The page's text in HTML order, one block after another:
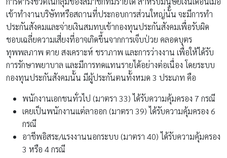
เข้าทำงานบริษัทหรือสถานที่ประกอบการส่วนใหญ่นั้น จะมีการทำ
ประกันสังคมและจ่ายเงินสมทบเข้ากองทุนประกันสังคมเพื่อรับผิด
ชอบเฉลี่ยความเสี่ยงที่อาจเกิดขึ้นจากการเจ็บป่วย คลอดบุตร
ทุพพลภาพ ตาย สงเคราะห์ ชราภาพ และการว่างงาน เพื่อให้ได้รับ
การรักษาพยาบาล และมีการทดแทนรายได้อย่างต่อเนื่อง โดยระบบ
กองทุนประกันสังคมนั้น มีผู้ประกันตนทั้งหมด 3 ประเภท คือ
พนักงานเอกชนทั่วไป (มาตรา 33) ได้รับความคุ้มครอง 7 กรณี
เคยเป็นพนักงานแต่ลาออก (มาตรา 39) ได้รับความคุ้มครอง 6
กรณี
อาชีพอิสระ/แรงงานนอกระบบ (มาตรา 40) ได้รับความคุ้มครอง
3 หรือ 4 กรณี